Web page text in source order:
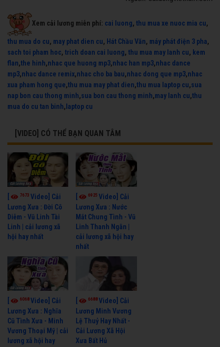
Xem cải lương miễn phí: cai luong, thu mua xe nuoc mia cu,
thu mua do cu, may phat dien cu, Hát Chầu Văn, máy phát điện 3 pha,
sach toi pham hoc, trich doan cai luong, thu mua may lanh cu, kem
flan,the hinh,nhac que huong mp3,nhac han mp3,nhac dance
mp3,nhac dance remix,nhac cho ba bau,nhac dong que mp3,nhac
xua pham hong que,thu mua may phat dien,thu mua laptop cu,sua
nap bon cau thong minh,sua bon cau thong minh,may lanh cu,thu
mua do cu tan binh, laptop cu
[VIDEO] CÓ THỂ BẠN QUAN TÂM
7673 Video] Cải
Lương Xưa : Đời Cô
Diễm - Vũ Linh Tài
Linh | cải lương xã
hội hay nhất
6925Video] Cải
Lương Xưa : Nước
Mắt Chung Tình - Vũ
Linh Thanh Ngân |
cải lương xã hội hay
nhất
6068Video] Cải
Lương Xưa : Nghĩa
Cũ Tình Xưa - Minh
Vương Thoại Mỹ | cải
lương xã hội hay
6688Video] Cải
Lương Minh Vương
Lệ Thuỷ Hay Nhất -
Cải Lương Xã Hội
Xưa Bất Hủ